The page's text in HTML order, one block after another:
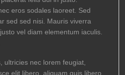
eros sodales laoreet. Sed
sed sed nisi. Mauris viverra
vel diam elementum iaculis.
ultricies nec lorem feugiat,
elit libero, aliquam quis libero